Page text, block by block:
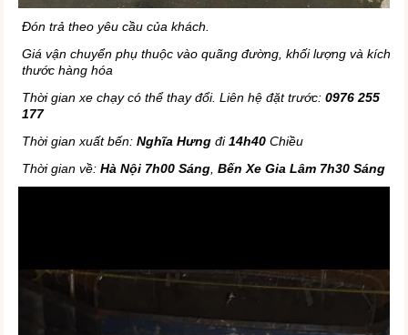
Đón trả theo yêu cầu của khách.
Giá vận chuyển phụ thuộc vào quãng đường, khối lượng và kích
thước hàng hóa
Thời gian xe chạy có thể thay đổi. Liên hệ đặt trước: 0976 255
177
Thời gian xuất bến: Nghĩa Hưng đi14h40Chiều
Thời gian về: Hà Nội 7h00 Sáng, Bến Xe Gia Lâm 7h30 Sáng